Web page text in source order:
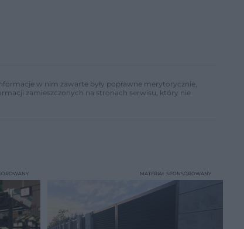
w nim zawarte były poprawne merytorycznie,
zamieszczonych na stronach serwisu, który nie
MATERIAŁ SPONSOROWANY